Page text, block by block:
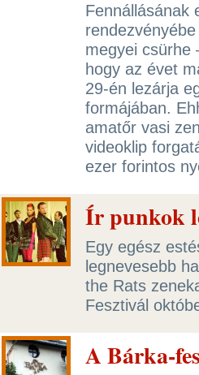
Fennállásának
megyei csürhe
hogy az évet
29-én lezárja
formájában.
amatőr vasi
videoklip
ezer forintos
Ír punkok
Egy egész
legnevesebb
the Rats
Fesztivál
A Bárka-